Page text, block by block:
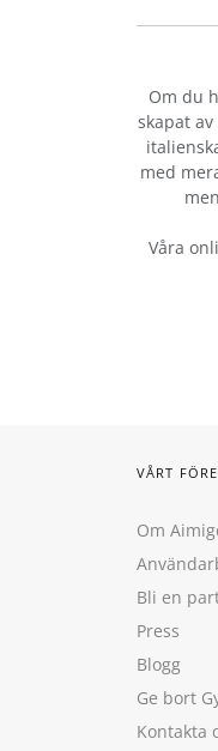
Om du
skapat
med
Våra
VÅRT
Om
Bli en
Press
Blogg
Ge bort
Kontakta